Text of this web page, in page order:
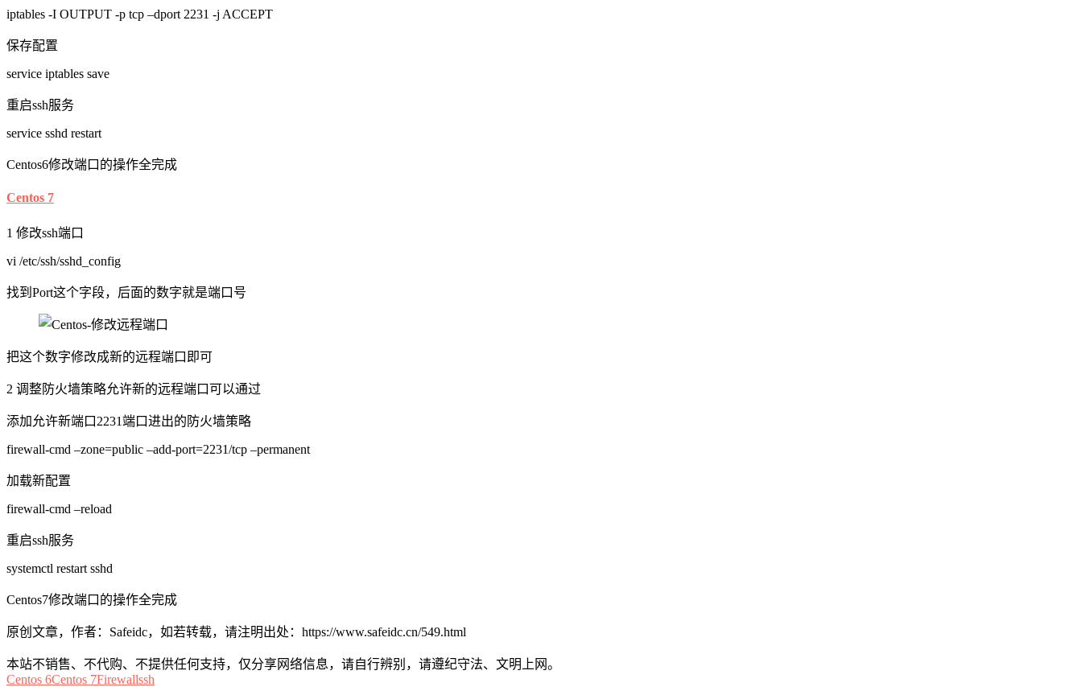
iptables -I OUTPUT -p tcp –dport 2231 -j ACCEPT
保存配置
service iptables save
重启ssh服务
service sshd restart
Centos6修改端口的操作全完成
Centos 7
1 修改ssh端口
vi /etc/ssh/sshd_config
找到Port这个字段，后面的数字就是端口号
把这个数字修改成新的远程端口即可
2 调整防火墙策略允许新的远程端口可以通过
添加允许新端口2231端口进出的防火墙策略
firewall-cmd –zone=public –add-port=2231/tcp –permanent
加载新配置
firewall-cmd –reload
重启ssh服务
systemctl restart sshd
Centos7修改端口的操作全完成
原创文章，作者：Safeidc，如若转载，请注明出处：https://www.safeidc.cn/549.html
本站不销售、不代购、不提供任何支持，仅分享网络信息，请自行辨别，请遵纪守法、文明上网。
Centos 6Centos 7Firewallssh